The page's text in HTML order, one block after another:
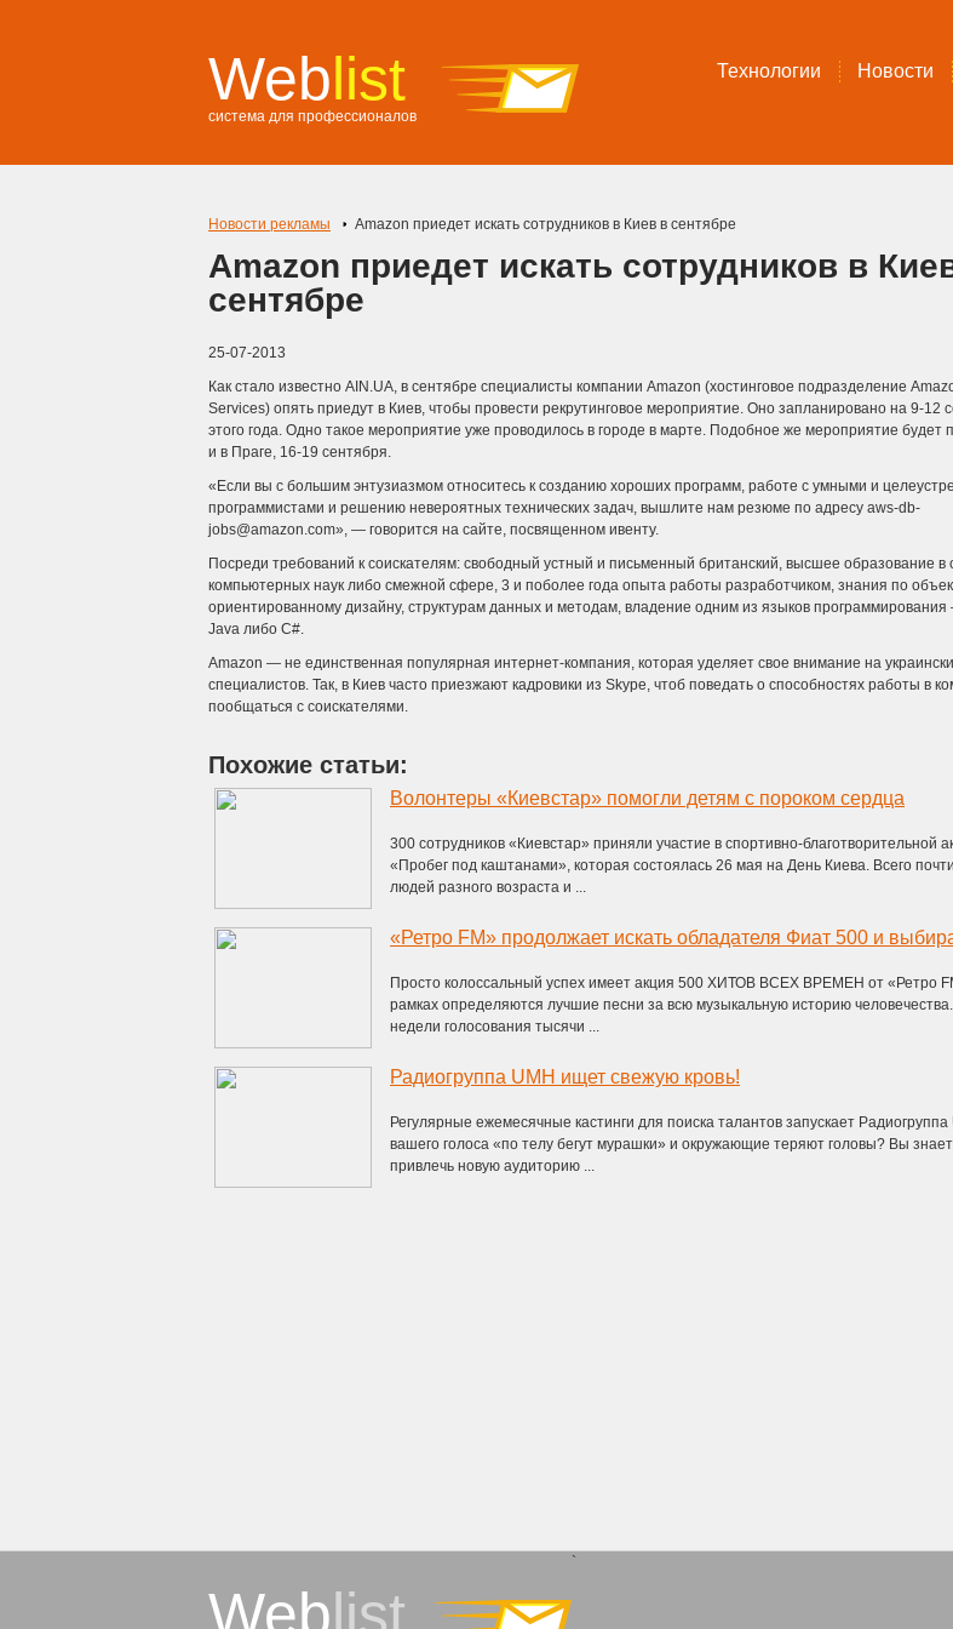
Weblist
система для профессионалов
Технологии Новости
Новости рекламы Amazon приедет искать сотрудников в Киев в сентябре
Amazon приедет искать сотрудников в
сентябре
25-07-2013
Как стало известно AIN.UA, в сентябре специалисты компании Amazon (хостинговое подразделение
Services) опять приедут в Киев, чтобы провести рекрутинговое мероприятие. Оно запланировано на 9-12
этого года. Одно такое мероприятие уже проводилось в городе в марте. Подобное же мероприятие будет
и в Праге, 16-19 сентября.
«Если вы с большим энтузиазмом относитесь к созданию хороших программ, работе с умными и
программистами и решению невероятных технических задач, вышлите нам резюме по адресу aws-db-
jobs@amazon.com», — говорится на сайте, посвященном ивенту.
Посреди требований к соискателям: свободный устный и письменный британский, высшее образование в
компьютерных наук либо смежной сфере, 3 и поболее года опыта работы разработчиком, знания по
ориентированному дизайну, структурам данных и методам, владение одним из языков
Java либо C#.
Amazon — не единственная популярная интернет-компания, которая уделяет свое внимание на
специалистов. Так, в Киев часто приезжают кадровики из Skype, чтоб поведать о способностях работы в
пообщаться с соискателями.
Похожие статьи:
Волонтеры «Киевстар» помогли детям с пороком сердца
300 сотрудников «Киевстар» приняли участие в спортивно-благотворительной
«Пробег под каштанами», которая состоялась 26 мая на День Киева. Всего
людей разного возраста и ...
Просто колоссальный успех имеет акция 500 ХИТОВ ВСЕХ ВРЕМЕН от «Ретро
рамках определяются лучшие песни за всю музыкальную историю
недели голосования тысячи ...
Радиогруппа UMH ищет свежую кровь!
Регулярные ежемесячные кастинги для поиска талантов запускает
вашего голоса «по телу бегут мурашки» и окружающие теряют головы? Вы
привлечь новую аудиторию ...
Weblist
`